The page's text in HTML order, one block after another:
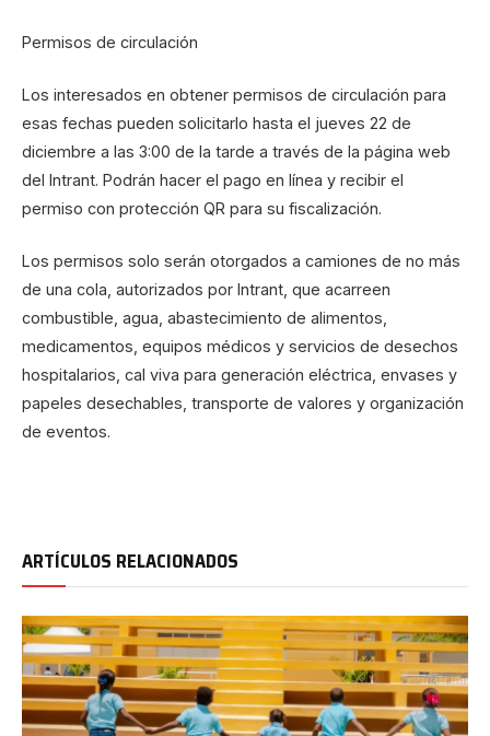
Permisos de circulación
Los interesados en obtener permisos de circulación para
esas fechas pueden solicitarlo hasta el jueves 22 de
diciembre a las 3:00 de la tarde a través de la página web
del Intrant. Podrán hacer el pago en línea y recibir el
permiso con protección QR para su fiscalización.
Los permisos solo serán otorgados a camiones de no más
de una cola, autorizados por Intrant, que acarreen
combustible, agua, abastecimiento de alimentos,
medicamentos, equipos médicos y servicios de desechos
hospitalarios, cal viva para generación eléctrica, envases y
papeles desechables, transporte de valores y organización
de eventos.
ARTÍCULOS RELACIONADOS